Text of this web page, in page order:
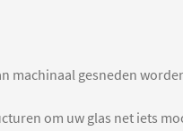
machinaal gesneden
om uw glas net iets